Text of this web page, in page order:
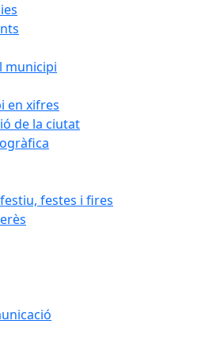
municipi
en xifres
de la ciutat
festes i fires